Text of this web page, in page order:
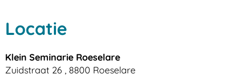
Locatie
Klein Seminarie Roeselare
Zuidstraat 26 , 8800 Roeselare